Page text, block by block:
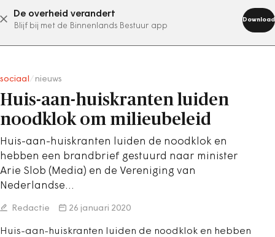
De overheid verandert
Blijf bij met de Binnenlands Bestuur app
Download
abonneer nu
sociaal nieuws
Huis-aan-huiskranten luiden
noodklok om milieubeleid
Huis-aan-huiskranten luiden de noodklok en
hebben een brandbrief gestuurd naar minister
Arie Slob (Media) en de Vereniging van
Nederlandse…
Redactie 26 januari 2020
Huis-aan-huiskranten luiden de noodklok en hebben